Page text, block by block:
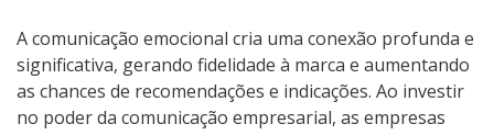
A comunicação emocional cria uma conexão profunda e
significativa, gerando fidelidade à marca e aumentando
as chances de recomendações e indicações. Ao investir
no poder da comunicação empresarial, as empresas